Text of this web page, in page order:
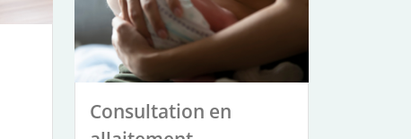
Consultation en